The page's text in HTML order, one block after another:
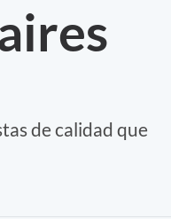
de calidad que